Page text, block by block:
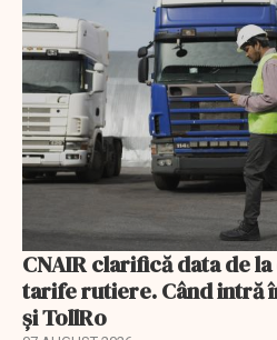
CNAIR clarifică data de
tarife rutiere. Când intră
și TollRo